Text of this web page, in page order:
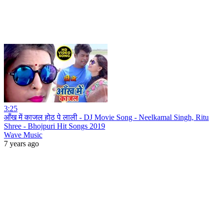
3:25
आँख में काजल होठ पे लाली - DJ Movie Song - Neelkamal Singh, Ritu
Shree - Bhojpuri Hit Songs 2019
Wave Music
7 years ago